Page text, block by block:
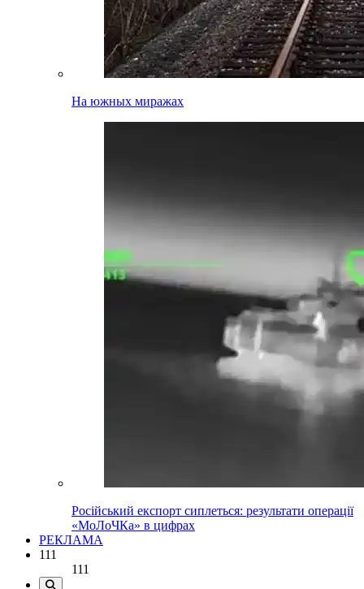
На южных миражах
Російський експорт сиплеться: результати операції
«МоЛоЧКа» в цифрах
РЕКЛАМА
111
111